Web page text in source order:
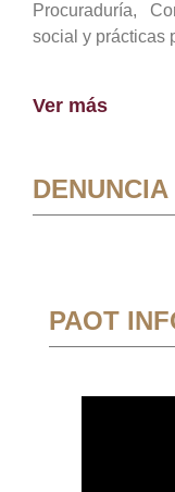
Procuraduría,
social y prácticas
Ver más
PAOT